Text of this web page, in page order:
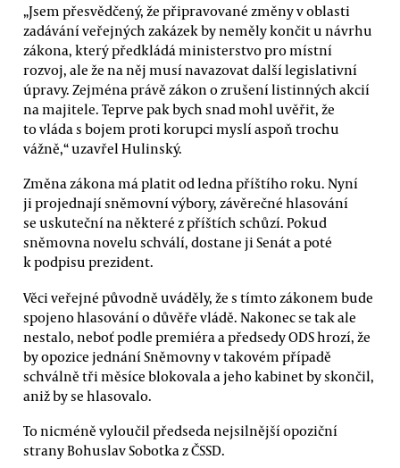
„Jsem přesvědčený, že připravované změny v oblasti
zadávání veřejných zakázek by neměly končit u návrhu
zákona, který předkládá ministerstvo pro místní
rozvoj, ale že na něj musí navazovat další legislativní
úpravy. Zejména právě zákon o zrušení listinných akcií
na majitele. Teprve pak bych snad mohl uvěřit, že
to vláda s bojem proti korupci myslí aspoň trochu
vážně,“ uzavřel Hulinský.
Změna zákona má platit od ledna příštího roku. Nyní
ji projednají sněmovní výbory, závěrečné hlasování
se uskuteční na některé z příštích schůzí. Pokud
sněmovna novelu schválí, dostane ji Senát a poté
k podpisu prezident.
Věci veřejné původně uváděly, že s tímto zákonem bude
spojeno hlasování o důvěře vládě. Nakonec se tak ale
nestalo, neboť podle premiéra a předsedy ODS hrozí, že
by opozice jednání Sněmovny v takovém případě
schválně tři měsíce blokovala a jeho kabinet by skončil,
aniž by se hlasovalo.
To nicméně vyloučil předseda nejsilnější opoziční
strany Bohuslav Sobotka z ČSSD.